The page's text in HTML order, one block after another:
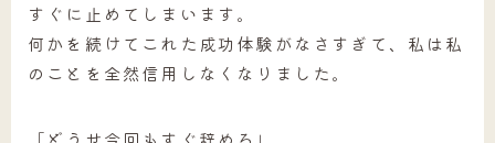
すぐに止めてしまいます。
何かを続けてこれた成功体験がなさすぎて、私は私
のことを全然信用しなくなりました。